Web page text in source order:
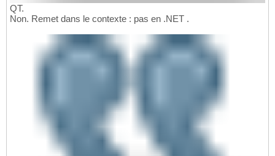
QT.
Non. Remet dans le contexte : pas en .NET .